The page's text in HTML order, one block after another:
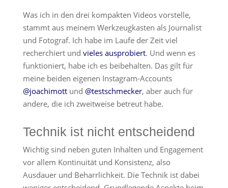
Was ich in den drei kompakten Videos vorstelle,
stammt aus meinem Werkzeugkasten als Journalist
und Fotograf. Ich habe im Laufe der Zeit viel
recherchiert und vieles ausprobiert. Und wenn es
funktioniert, habe ich es beibehalten. Das gilt für
meine beiden eigenen Instagram-Accounts
@joachimottund @testschmecker, aber auch für
andere, die ich zweitweise betreut habe.
Technik ist nicht entscheidend
Wichtig sind neben guten Inhalten und Engagement
vor allem Kontinuität und Konsistenz, also
Ausdauer und Beharrlichkeit. Die Technik ist dabei